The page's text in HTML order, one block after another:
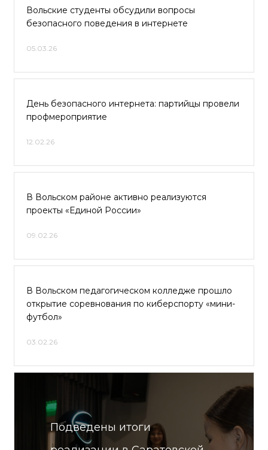
Вольские студенты обсудили вопросы
безопасного поведения в интернете
05.03.26
День безопасного интернета: партийцы провели
профмероприятие
12.02.26
В Вольском районе активно реализуются
проекты «Единой России»
09.02.26
В Вольском педагогическом колледже прошло
открытие соревнования по киберспорту «мини-
футбол»
03.02.26
Подведены итоги